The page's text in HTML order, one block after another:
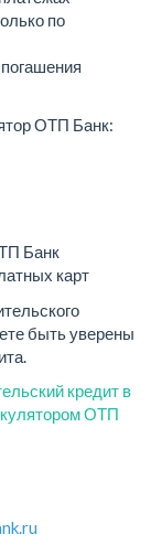
по
ОТП Банк:
Банк
карт
быть уверены
кредит в
ОТП